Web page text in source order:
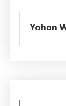
Yohan